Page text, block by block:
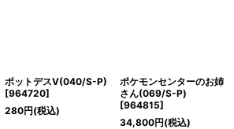
ポットデスV(040/S-P)
[964720]
280円(税込)
ポケモンセンターのお姉
さん(069/S-P)
[964815]
34,800円(税込)